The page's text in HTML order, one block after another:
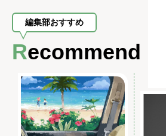
編集部おすすめ
Recommend